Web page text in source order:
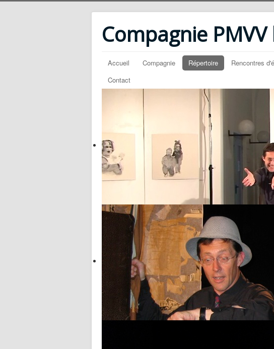
Compagnie
Accueil Compagnie Répertoire Rencontres
Contact